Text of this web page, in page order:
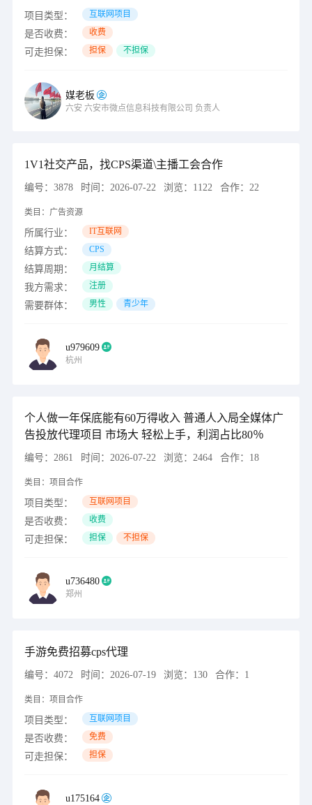
项目类型： 互联网项目
是否收费： 收费
可走担保： 担保 不担保
媒老板
六安 六安市微点信息科技有限公司 负责人
1V1社交产品，找CPS渠道\主播工会合作
编号： 3878 时间： 2026-07-22 浏览： 1122 合作： 22
类目： 广告资源
所属行业： IT互联网
结算方式： CPS
结算周期： 月结算
我方需求： 注册
需要群体： 男性 青少年
u979609
杭州
个人做一年保底能有60万得收入 普通人入局全媒体广
告投放代理项目 市场大 轻松上手，利润占比80％
编号： 2861 时间： 2026-07-22 浏览： 2464 合作： 18
类目： 项目合作
项目类型： 互联网项目
是否收费： 收费
可走担保： 担保 不担保
u736480
郑州
手游免费招募cps代理
编号： 4072 时间： 2026-07-19 浏览： 130 合作： 1
类目： 项目合作
项目类型： 互联网项目
是否收费： 免费
可走担保： 担保
u175164